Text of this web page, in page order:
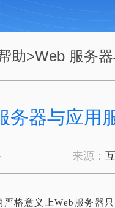
助>Web 服务
务器与应用
来源：
严格意义上Web服务器